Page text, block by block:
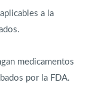
a la
medicamentos
por la FDA.